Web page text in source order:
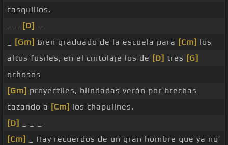
casquillos.
[D]
[Gm] Bien graduado de la escuela para [Cm] los
altos fusiles, en el cintolaje los de [D] tres [G]
ochosos
[Gm] proyectiles, blindadas verán por brechas
cazando a [Cm] los chapulines.
[D]
[Cm]
_ Hay recuerdos de un gran hombre que ya no